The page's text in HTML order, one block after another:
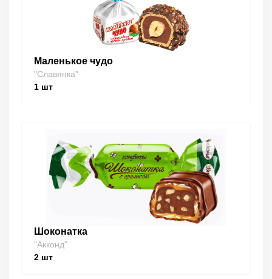
Маленькое чудо
"Славянка"
1 шт
Шоконатка
"Акконд"
2 шт